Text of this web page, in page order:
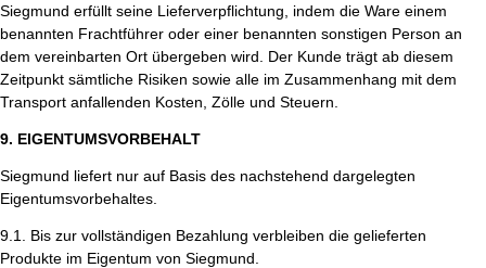
Siegmund erfüllt seine Lieferverpflichtung, indem die Ware einem
benannten Frachtführer oder einer benannten sonstigen Person an
dem vereinbarten Ort übergeben wird. Der Kunde trägt ab diesem
Zeitpunkt sämtliche Risiken sowie alle im Zusammenhang mit dem
Transport anfallenden Kosten, Zölle und Steuern.
9. EIGENTUMSVORBEHALT
Siegmund liefert nur auf Basis des nachstehend dargelegten
Eigentumsvorbehaltes.
9.1. Bis zur vollständigen Bezahlung verbleiben die gelieferten
Produkte im Eigentum von Siegmund.